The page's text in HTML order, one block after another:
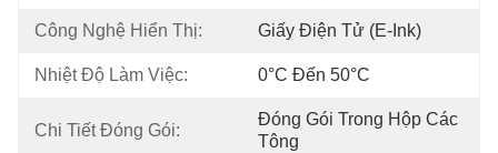
Công Nghệ Hiển Thị: Giấy Điện Tử (E-Ink)
Nhiệt Độ Làm Việc: 0°C Đến 50°C
Chi Tiết Đóng Gói:
Đóng Gói Trong Hộp Các
Tông